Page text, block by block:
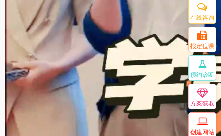
在线咨询
报定位课
预约诊断
方案获取
创建网站